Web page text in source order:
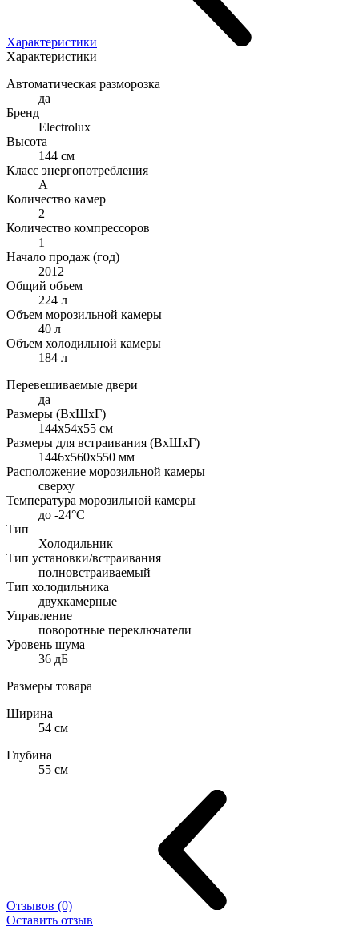
Характеристики
Характеристики
Автоматическая разморозка
да
Бренд
Electrolux
Высота
144 см
Класс энергопотребления
А
Количество камер
2
Количество компрессоров
1
Начало продаж (год)
2012
Общий объем
224 л
Объем морозильной камеры
40 л
Объем холодильной камеры
184 л
Перевешиваемые двери
да
Размеры (ВхШхГ)
144х54х55 см
Размеры для встраивания (ВхШхГ)
1446х560х550 мм
Расположение морозильной камеры
сверху
Температура морозильной камеры
до -24°C
Тип
Холодильник
Тип установки/встраивания
полновстраиваемый
Тип холодильника
двухкамерные
Управление
поворотные переключатели
Уровень шума
36 дБ
Размеры товара
Ширина
54 см
Глубина
55 см
Отзывов (0)
Оставить отзыв